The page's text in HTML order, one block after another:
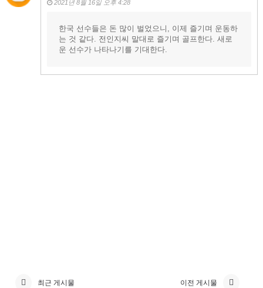
2021년 8월 16일 오후 4:28
한국 선수들은 돈 많이 벌었으니, 이제 즐기며 운동하
는 것 같다. 전인지씨 말대로 즐기며 골프한다. 새로
운 선수가 나타나기를 기대한다.
최근 게시물 이전 게시물